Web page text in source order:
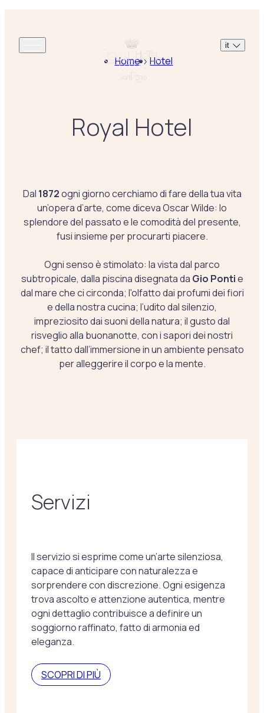
it
Home Hotel
Royal Hotel
Dal 1872ogni giorno cerchiamo di fare della tua vita
un’opera d’arte, come diceva Oscar Wilde: lo
splendore del passato e le comodità del presente,
fusi insieme per procurarti piacere.
Ogni senso è stimolato: la vista dal parco
subtropicale, dalla piscina disegnata da Gio Pontie
dal mare che ci circonda; l'olfatto dai profumi dei fiori
e della nostra cucina; l’udito dal silenzio,
impreziosito dai suoni della natura; il gusto dal
risveglio alla buonanotte, con i sapori dei nostri
chef; il tatto dall’immersione in un ambiente pensato
per alleggerire il corpo e la mente.
Servizi
Il servizio si esprime come un’arte silenziosa,
capace di anticipare con naturalezza e
sorprendere con discrezione. Ogni esigenza
trova ascolto e attenzione autentica, mentre
ogni dettaglio contribuisce a definire un
soggiorno raffinato, fatto di armonia ed
eleganza.
SCOPRI DI PIÙ